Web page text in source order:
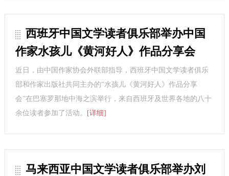
西班牙中国文学读者俱乐部举办中国
作家水孩儿《黄河好人》作品分享会
近日，由中国作家协会外联部指导，西班牙中国文学读者俱乐
部和作家出版社共同主办的“水孩儿《黄河好人》作品分享
会”在巴塞罗那地中海之滨举行，来自西班牙及世界各地的八十
余位读者参加了活动。
[详细]
马来西亚中国文学读者俱乐部举办刘